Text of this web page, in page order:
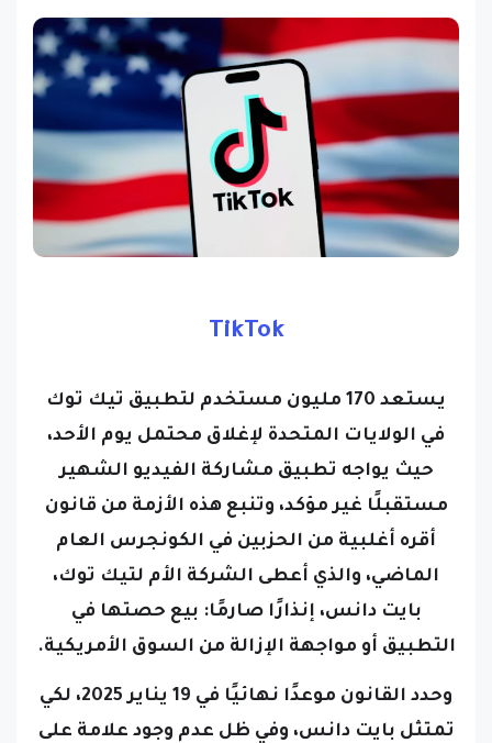
TikTok
يستعد 170 مليون مستخدم لتطبيق تيك توك
في الولايات المتحدة لإغلاق محتمل يوم الأحد،
حيث يواجه تطبيق مشاركة الفيديو الشهير
مستقبلًا غير مؤكد، وتنبع هذه الأزمة من قانون
أقره أغلبية من الحزبين في الكونجرس العام
الماضي، والذي أعطى الشركة الأم لتيك توك،
بايت دانس، إنذارًا صارمًا: بيع حصتها في
التطبيق أو مواجهة الإزالة من السوق الأمريكية.
وحدد القانون موعدًا نهائيًا في 19 يناير 2025، لكي
تمتثل بايت دانس، وفي ظل عدم وجود علامة على